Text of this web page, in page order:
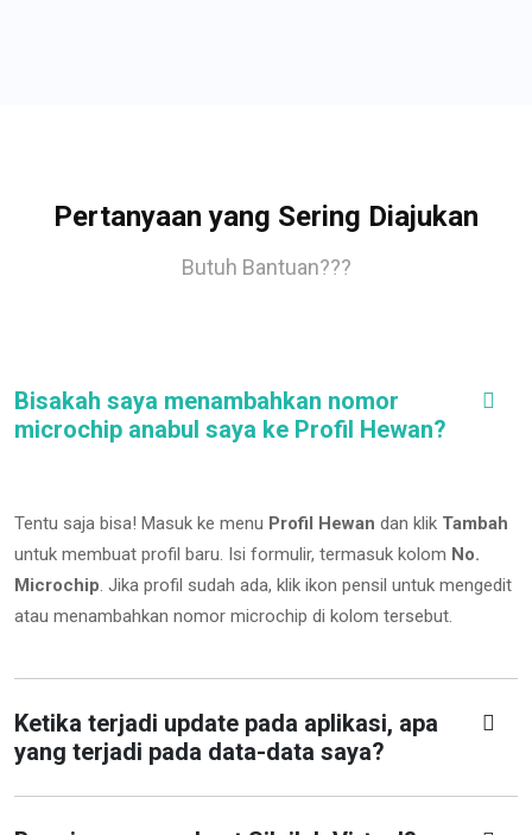
Pertanyaan yang Sering Diajukan
Butuh Bantuan???
Bisakah saya menambahkan nomor
microchip anabul saya ke Profil Hewan?
Tentu saja bisa! Masuk ke menu Profil Hewan dan klik Tambah
untuk membuat profil baru. Isi formulir, termasuk kolom No.
Microchip. Jika profil sudah ada, klik ikon pensil untuk mengedit
atau menambahkan nomor microchip di kolom tersebut.
Ketika terjadi update pada aplikasi, apa
yang terjadi pada data-data saya?